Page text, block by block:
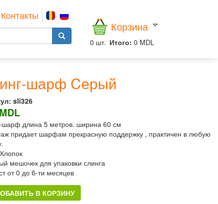
Контакты
Корзина
0 шт. Итого: 0 MDL
шарф Cерый
sli326
шарф длина 5 метров. ширина 60 см
придает шарфам прекрасную поддержку , практичен в любую
мешочек для упаковки слинга
от 0 до 6-ти месяцев
В КОРЗИНУ